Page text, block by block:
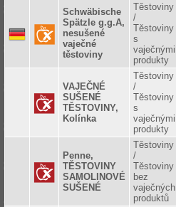
Schwäbische
Spätzle g.g.A,
nesušené
vaječné
těstoviny
Těstoviny
/
Těstoviny
s
vaječnými
produkty
VAJEČNÉ
SUŠENÉ
TĚSTOVINY,
Kolínka
Těstoviny
/
Těstoviny
s
vaječnými
produkty
Penne,
TĚSTOVINY
SAMOLINOVÉ
SUŠENÉ
Těstoviny
/
Těstoviny
bez
vaječných
produktů